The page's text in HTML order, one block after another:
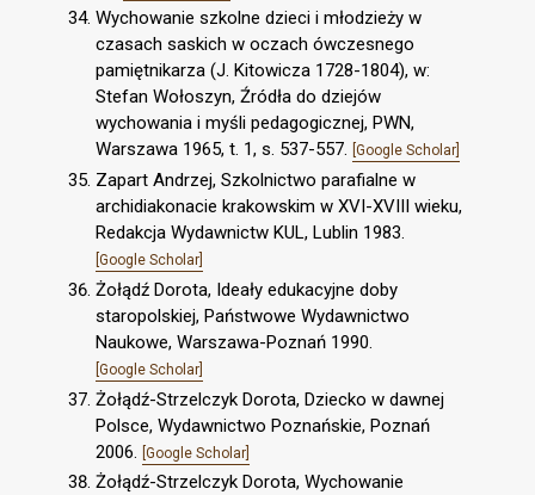
Wychowanie szkolne dzieci i młodzieży w
czasach saskich w oczach ówczesnego
pamiętnikarza (J. Kitowicza 1728-1804), w:
Stefan Wołoszyn, Źródła do dziejów
wychowania i myśli pedagogicznej, PWN,
Warszawa 1965, t. 1, s. 537-557. [Google Scholar]
Zapart Andrzej, Szkolnictwo parafialne w
archidiakonacie krakowskim w XVI-XVIII wieku,
Redakcja Wydawnictw KUL, Lublin 1983.
[Google Scholar]
Żołądź Dorota, Ideały edukacyjne doby
staropolskiej, Państwowe Wydawnictwo
Naukowe, Warszawa-Poznań 1990.
[Google Scholar]
Żołądź-Strzelczyk Dorota, Dziecko w dawnej
Polsce, Wydawnictwo Poznańskie, Poznań
2006.
[Google Scholar]
Żołądź-Strzelczyk Dorota, Wychowanie